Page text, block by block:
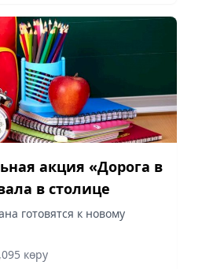
акция «Дорога в
в столице
готовятся к новому
көру